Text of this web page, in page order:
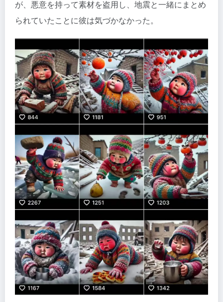
が、悪意を持って素材を盗用し、地震と一緒にまとめ
られていたことに彼は気づかなかった。